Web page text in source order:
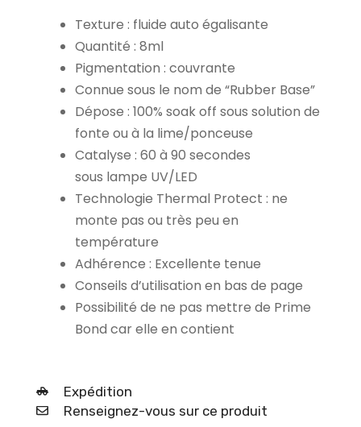
Texture : fluide auto égalisante
Quantité : 8ml
Pigmentation : couvrante
Connue sous le nom de “Rubber Base”
Dépose : 100% soak off sous solution de
fonte ou à la lime/ponceuse
Catalyse : 60 à 90 secondes
sous lampe UV/LED
Technologie Thermal Protect : ne
monte pas ou très peu en
température
Adhérence : Excellente tenue
Conseils d’utilisation en bas de page
Possibilité de ne pas mettre de Prime
Bond car elle en contient
Expédition
Renseignez-vous sur ce produit